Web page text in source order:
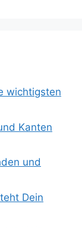
wichtigsten
Kanten
und
Dein